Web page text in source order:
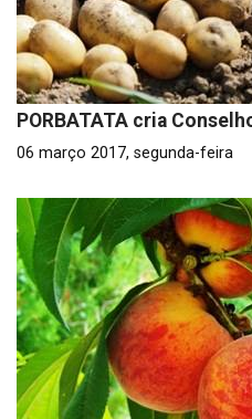
PORBATATA cria
06 março 2017, segunda-feira